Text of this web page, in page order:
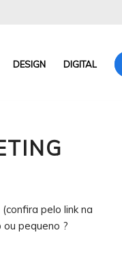
DESIGN DIGITAL
pelo link na
pequeno ?